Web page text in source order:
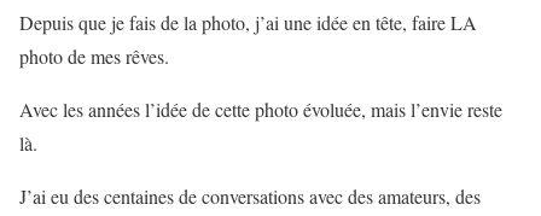
Depuis que je fais de la photo, j’ai une idée en tête, faire LA
photo de mes rêves.
Avec les années l’idée de cette photo évoluée, mais l’envie reste
là.
J’ai eu des centaines de conversations avec des amateurs, des